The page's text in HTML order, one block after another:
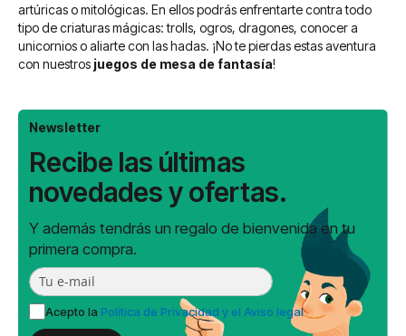
artúricas o mitológicas. En ellos podrás enfrentarte contra todo
tipo de criaturas mágicas: trolls, ogros, dragones, conocer a
unicornios o aliarte con las hadas. ¡No te pierdas estas aventura
con nuestros juegos de mesa de fantasía!
Newsletter
Recibe las últimas
novedades y ofertas.
Y además tendrás un regalo de bienvenida en tu
primera compra.
Acepto la Política de Privacidad y el Aviso legal